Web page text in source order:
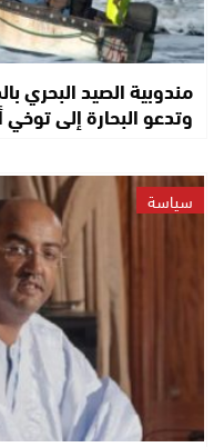
مندوبية الصيد البحري
وتدعو البحارة إلى
سياسة